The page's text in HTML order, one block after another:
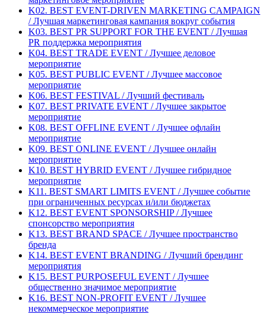
K02. BEST EVENT-DRIVEN MARKETING CAMPAIGN
/ Лучшая маркетинговая кампания вокруг события
K03. BEST PR SUPPORT FOR THE EVENT / Лучшая
PR поддержка мероприятия
K04. BEST TRADE EVENT / Лучшее деловое
мероприятие
K05. BEST PUBLIC EVENT / Лучшее массовое
мероприятие
K06. BEST FESTIVAL / Лучший фестиваль
K07. BEST PRIVATE EVENT / Лучшее закрытое
мероприятие
K08. BEST OFFLINE EVENT / Лучшее офлайн
мероприятие
K09. BEST ONLINE EVENT / Лучшее онлайн
мероприятие
K10. BEST HYBRID EVENT / Лучшее гибридное
мероприятие
K11. BEST SMART LIMITS EVENT / Лучшее событие
при ограниченных ресурсах и/или бюджетах
K12. BEST EVENT SPONSORSHIP / Лучшее
спонсорство мероприятия
K13. BEST BRAND SPACE / Лучшее пространство
бренда
K14. BEST EVENT BRANDING / Лучший брендинг
мероприятия
K15. BEST PURPOSEFUL EVENT / Лучшее
общественно значимое мероприятие
K16. BEST NON-PROFIT EVENT / Лучшее
некоммерческое мероприятие